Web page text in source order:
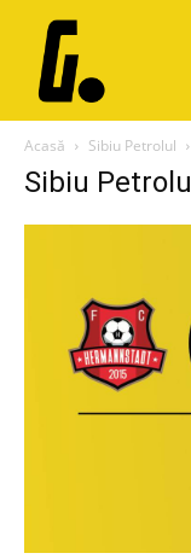
Acasă Sibiu Petrolul
Sibiu Petrolul